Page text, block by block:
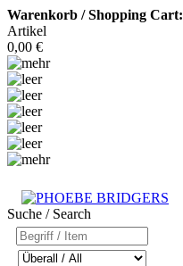
Warenkorb / Shopping Cart:
Artikel
0,00 €
Suche / Search